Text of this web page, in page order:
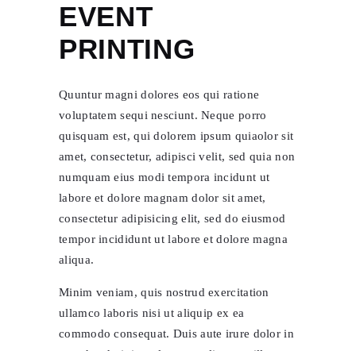
EVENT
PRINTING
Quuntur magni dolores eos qui ratione
voluptatem sequi nesciunt. Neque porro
quisquam est, qui dolorem ipsum quiaolor sit
amet, consectetur, adipisci velit, sed quia non
numquam eius modi tempora incidunt ut
labore et dolore magnam dolor sit amet,
consectetur adipisicing elit, sed do eiusmod
tempor incididunt ut labore et dolore magna
aliqua.
Minim veniam, quis nostrud exercitation
ullamco laboris nisi ut aliquip ex ea
commodo consequat. Duis aute irure dolor in